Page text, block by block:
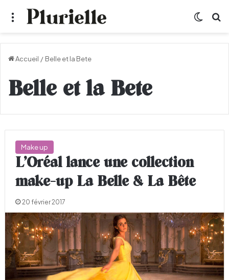
Menu
Accueil / Belle et la Bete
Belle et la Bete
Make up
L’Oréal lance une collection
make-up La Belle & La Bête
20 février 2017